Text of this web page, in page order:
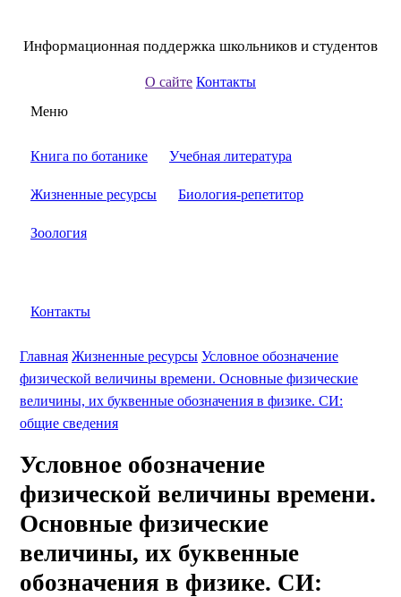
Информационная поддержка школьников и студентов
О сайте Контакты
Меню
Книга по ботанике Учебная литература
Жизненные ресурсы Биология-репетитор
Зоология
Контакты
Главная Жизненные ресурсы Условное обозначение
физической величины времени. Основные физические
величины, их буквенные обозначения в физике. СИ:
общие сведения
Условное обозначение
физической величины времени.
Основные физические
величины, их буквенные
обозначения в физике. СИ: